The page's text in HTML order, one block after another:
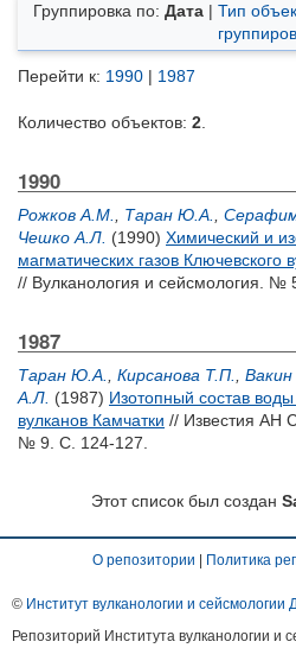
Группировка по: Дата| Тип
Перейти к: 1990 | 1987
Количество объектов: 2
1990
Рожков А.М. Таран Ю.А.
Чешко А.Л. (1990) Химический и
магматических газов Ключевского
// Вулканология и сейсмология. №
1987
Таран Ю.А. Кирсанова Т.П. Вакин
А.Л. (1987) Изотопный состав
вулканов Камчатки // Известия АН
№ 9. С. 124-127.
Этот список был создан
О репозитории Политика
© Институт вулканологии и
Репозиторий Института вулканологии